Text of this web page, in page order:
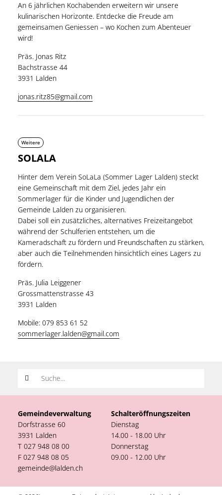
An 6 jährlichen Kochabenden erweitern wir unsere
kulinarischen Horizonte. Entdecke die Freude am
gemeinsamen Geniessen – wo Kochen zum Abenteuer
wird!
Präs. Jonas Ritz
Bachstrasse 44
3931 Lalden
jonas.ritz85@gmail.com
Weitere
SOLALA
Hinter dem Verein SoLaLa (Sommer Lager Lalden) steckt
eine Gemeinschaft mit dem Ziel, jedes Jahr ein
Sommerlager für die Kinder und Jugendlichen der
Gemeinde Lalden zu organisieren.
Dabei soll ein zusätzliches, alternatives Freizeitangebot
während der Schulferien entstehen, um die
Kameradschaft zu fördern und Freundschaften zu stärken,
aber auch die Teilnehmenden hinsichtlich eines Lagers zu
fördern.
Präs. Julia Leiggener
Grossmattenstrasse 43
3931 Lalden
Mobile: 079 853 61 52
sommerlager.lalden@gmail.com
Suchwort
Gemeindeverwaltung
Dorfstrasse 60
3931 Lalden
T 027 948 08 00
F 027 948 08 05
gemeinde@lalden.ch
Schalteröffnungszeiten
Dienstag
14.00 - 18.00 Uhr
Donnerstag
09.00 - 12.00 Uhr